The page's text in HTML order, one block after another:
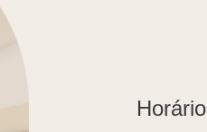
Horário